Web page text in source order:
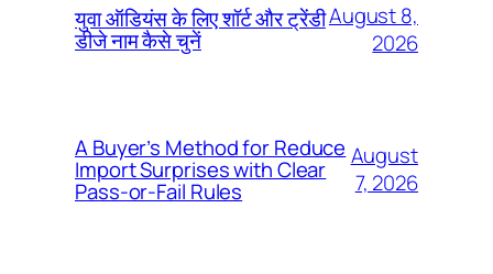
युवा ऑडियंस के लिए शॉर्ट और ट्रेंडी
डीजे नाम कैसे चुनें
August 8,
2026
A Buyer’s Method for Reduce
Import Surprises with Clear
Pass-or-Fail Rules
August
7, 2026